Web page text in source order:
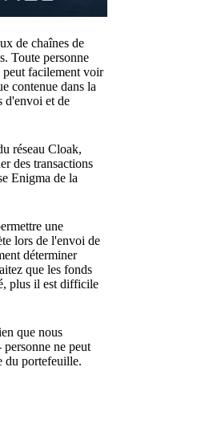
de chaînes de
Toute personne
facilement voir
contenue dans la
d'envoi et de
réseau Cloak,
des transactions
Enigma de la
une
lors de l'envoi de
déterminer
que les fonds
plus il est difficile
que nous
ne peut
du portefeuille.